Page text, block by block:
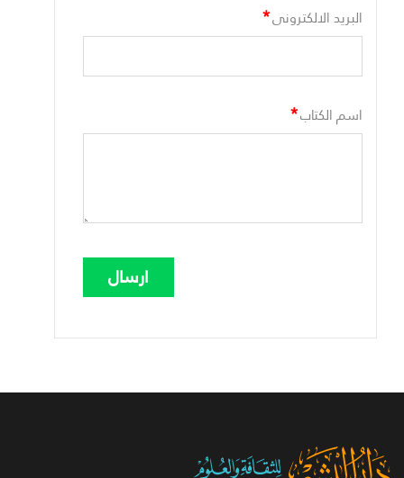
البريد الالكترونى*
اسم الكتاب*